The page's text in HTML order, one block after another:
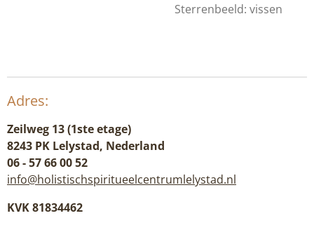
Sterrenbeeld: vissen
Adres:
Zeilweg 13 (1ste etage)
8243 PK Lelystad, Nederland
06 - 57 66 00 52
info@holistischspiritueelcentrumlelystad.nl
KVK 81834462